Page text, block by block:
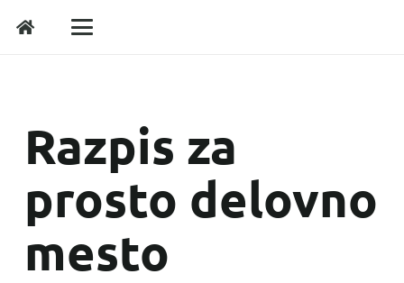
Razpis za
prosto delovno
mesto